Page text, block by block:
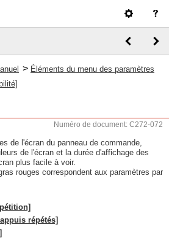
> Éléments du menu des paramètres
Numéro de document: C272-072
de l'écran du panneau de commande,
de l'écran et la durée d'affichage des
plus facile à voir.
rouges correspondent aux paramètres par
répétés]